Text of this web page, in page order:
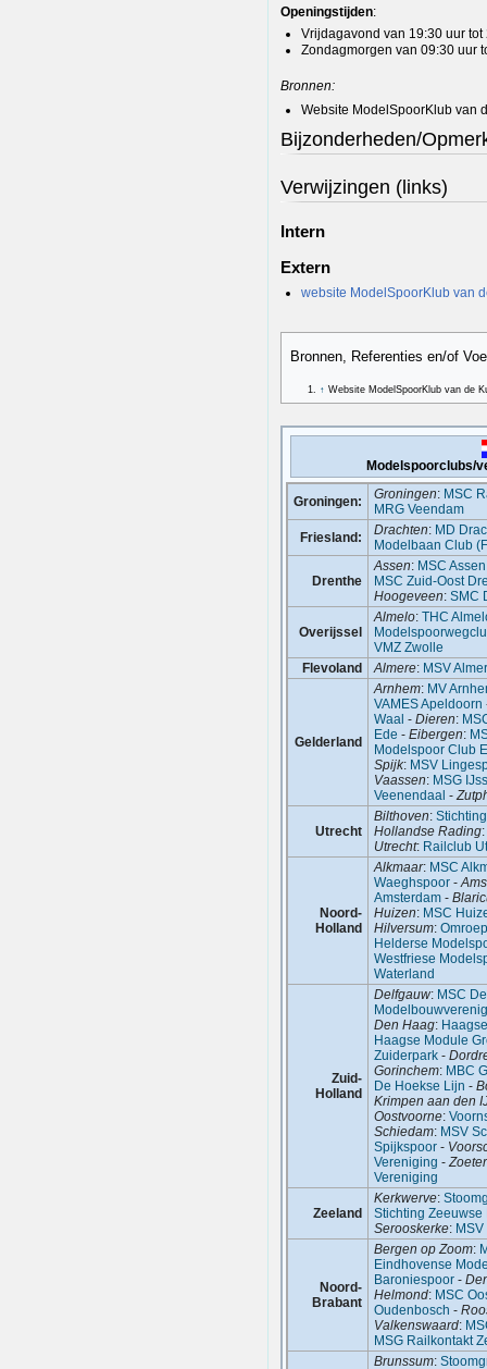
Openingstijden:
Vrijdagavond van 19:30 uur tot
Zondagmorgen van 09:30 uur
Bronnen:
Website ModelSpoorKlub van
Bijzonderheden/
Verwijzingen (links)
Intern
Extern
website ModelSpoorKlub van
Bronnen, Referenties en/of
↑ Website ModelSpoorKlub van de
Modelspoorclubs/
Groningen: Groningen: MSC
MRG Veendam
Friesland:
Drachten: MD
Modelbaan Club
Drenthe
Assen: MSC Assen
MSC Zuid-Oost
Hoogeveen:SMC
Overijssel
Almelo:THC
VMZ Zwolle
Flevoland
Almere: MSV
Gelderland
Arnhem: MV
VAMES Apeldoorn
Waal -Dieren:
Ede -Eibergen:
Modelspoor Club
Spijk: MSV
Vaassen: MSG
Veenendaal -
Utrecht
Bilthoven:
Hollandse Rading
Utrecht: Railclub
Noord-
Holland
Alkmaar: MSC
Waeghspoor -
Amsterdam -
Huizen: MSC
Hilversum:
Helderse
Westfriese
Waterland
Zuid-
Holland
Delfgauw: MSC
Den Haag:
Haagse Module
Zuiderpark -
Gorinchem: MBC
De Hoekse Lijn -
Krimpen aan den
Oostvoorne:
Schiedam: MSV
Spijkspoor -
Vereniging -
Vereniging
Zeeland
Kerkwerve:
Stichting
Serooskerke:
Noord-
Brabant
Bergen op Zoom:
Eindhovense
Baroniespoor -
Helmond: MSC
Oudenbosch -
Valkenswaard:
MSG Railkontakt
Brunssum: